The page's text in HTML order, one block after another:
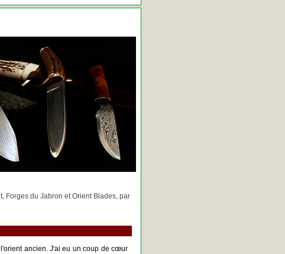
Forges du Jabron et Orient Blades, par
ancien. J'ai eu un coup de cœur